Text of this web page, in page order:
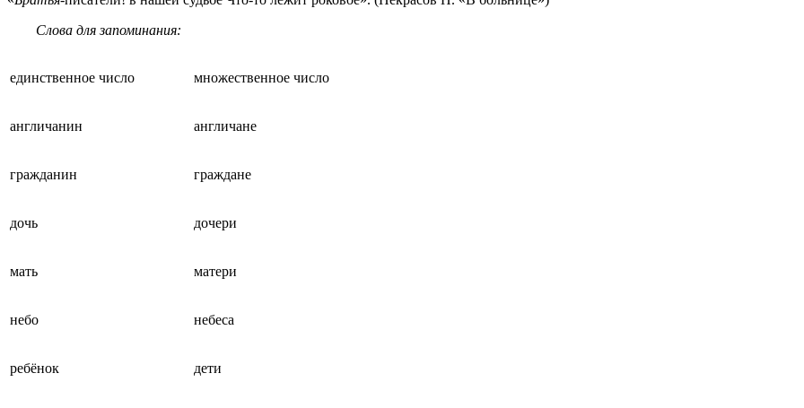
Слова для запоминания:
единственное число множественное число
англичанин англичане
гражданин граждане
дочь дочери
мать матери
небо небеса
ребёнок дети